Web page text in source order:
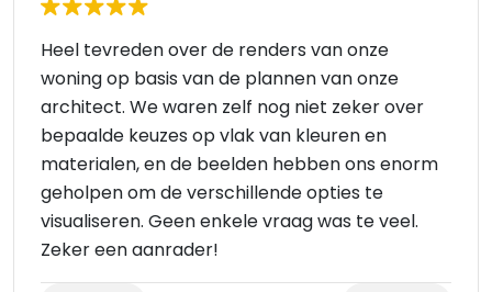
Heel tevreden over de renders van onze
woning op basis van de plannen van onze
architect. We waren zelf nog niet zeker over
bepaalde keuzes op vlak van kleuren en
materialen, en de beelden hebben ons enorm
geholpen om de verschillende opties te
visualiseren. Geen enkele vraag was te veel.
Zeker een aanrader!